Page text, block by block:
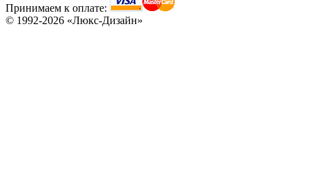
Принимаем к оплате:
© 1992-2026 «Люкс-Дизайн»